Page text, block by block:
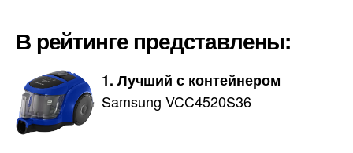
В рейтинге представлены:
1. Лучший с контейнером
Samsung VCC4520S36